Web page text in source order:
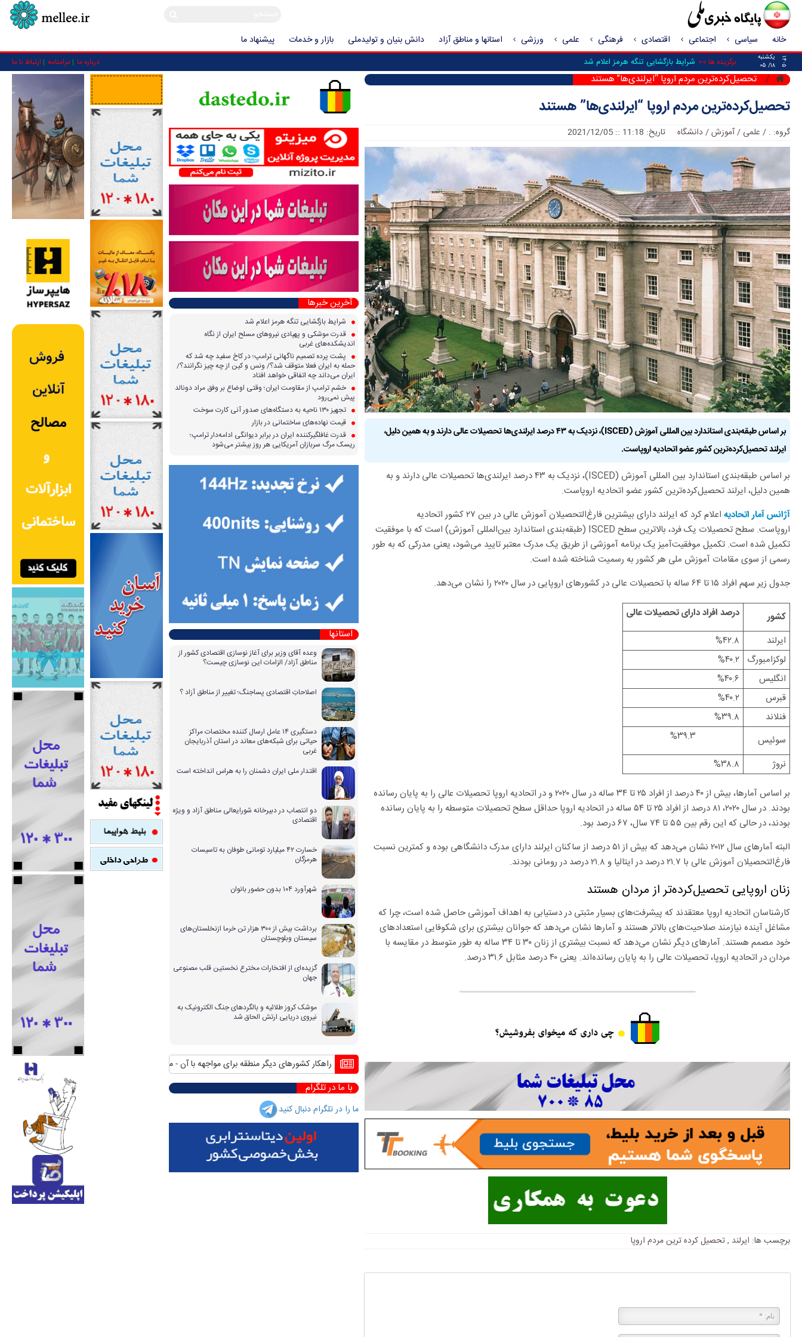
خانه سیاسی اجتماعی اقتصادی فرهنگی علمی ورزشی استانها و مناطق آزاد دانش بنیان و تولیدملی بازار و خدمات پیشنهاد ما
۱۴۰۵
یکشنبه
۱۸/ ۰۵
برگزیده ها >> شرایط بازگشایی تنگه هرمز اعلام شد درباره ما مرامنامه ارتباط با ما
تحصیل‌کرده‌ترین مردم اروپا “ایرلندی‌ها” هستند
تحصیل‌کرده‌ترین مردم اروپا “ایرلندی‌ها” هستند
گروه: .
/ علمی / آموزش / دانشگاه تاریخ: 11:18 :: 2021/12/05
بر اساس طبقه‌بندی استاندارد بین ‌المللی آموزش (ISCED)، نزدیک به ۴۳ درصد ایرلندی‌ها تحصیلات عالی دارند و به همین دلیل،
ایرلند تحصیل‌کرده‌ترین کشور عضو اتحادیه اروپاست.
بر اساس طبقه‌بندی استاندارد بین ‌المللی آموزش (ISCED)، نزدیک به ۴۳ درصد ایرلندی‌ها تحصیلات عالی دارند و به
همین دلیل، ایرلند تحصیل‌کرده‌ترین کشور عضو اتحادیه اروپاست.
آژانس آمار اتحادیه
اعلام کرد که ایرلند دارای بیشترین فارغ‌التحصیلان آموزش عالی در بین ۲۷ کشور اتحادیه
اروپاست. سطح تحصیلات یک فرد، بالاترین سطح ISCED (طبقه‌بندی استاندارد بین‌المللی آموزش) است که با موفقیت
تکمیل شده است. تکمیل موفقیت‌آمیز یک برنامه آموزشی از طریق یک مدرک معتبر تایید می‌شود، یعنی مدرکی که به طور
رسمی از سوی مقامات آموزش ملی هر کشور به رسمیت شناخته شده است.
جدول زیر سهم افراد ۱۵ تا ۶۴ ساله با تحصیلات عالی در کشورهای اروپایی در سال ۲۰۲۰ را نشان می‌دهد.
کشور درصد افراد دارای تحصیلات عالی
ایرلند
%۴۲.۸
لوکزامبورگ %۴۰.۲
انگلیس
%۴۰.۶
قبرس
%۴۰.۲
فنلاند
%۳۹.۸
سوئیس
%۳۹.۳
نروژ
%۳۸.۸
بر اساس آمارها، بیش از ۴۰ درصد از افراد ۲۵ تا ۳۴ ساله در سال ۲۰۲۰ و در اتحادیه اروپا تحصیلات عالی را به پایان رسانده
بودند. در سال ۲۰۲۰، ۸۱ درصد از افراد ۲۵ تا ۵۴ ساله در اتحادیه اروپا حداقل سطح تحصیلات متوسطه را به پایان رسانده
بودند، در حالی که این رقم بین ۵۵ تا ۷۴ سال، ۶۷ درصد بود.
البته آمارهای سال ۲۰۱۲ نشان می‌دهد که بیش از ۵۱ درصد از ساکنان ایرلند دارای مدرک دانشگاهی بوده و کمترین نسبت
فارغ‌التحصیلان آموزش عالی با ۲۱.۷ درصد در ایتالیا و ۲۱.۸ درصد در رومانی بودند.
زنان اروپایی تحصیل‌کرده‌تر از مردان هستند
کارشناسان اتحادیه اروپا معتقدند که پیشرفت‌های بسیار مثبتی در دستیابی به اهداف آموزشی حاصل شده است، چرا که
مشاغل آینده نیازمند صلاحیت‌های بالاتر هستند و آمارها نشان می‌دهد که جوانان بیشتری برای شکوفایی استعدادهای
خود مصمم هستند. آمارهای دیگر نشان می‌دهد که نسبت بیشتری از زنان ۳۰ تا ۳۴ ساله به طور متوسط در مقایسه با
مردان در اتحادیه اروپا، تحصیلات عالی را به پایان رسانده‌اند. یعنی ۴۰ درصد مثابل ۳۱.۶ درصد.
برچسب ها: ایرلند ,تحصیل کرده ترین مردم اروپا
آخرین خبرها
شرایط بازگشایی تنگه هرمز اعلام شد
قدرت موشکی و پهپادی نیرو‌های مسلح ایران از نگاه
اندیشکده‌های غربی
پشت پرده تصمیم ناگهانی ترامپ؛ در کاخ سفید چه شد که
حمله به ایران فعلا متوقف شد؟/ ونس و کین از چه چیز نگرانند؟/
ایران می‌داند چه اتفاقی خواهد افتاد
خشم ترامپ از مقاومت ایران؛ وقتی اوضاع بر وفق مراد دونالد
پیش نمی‌رود
تجهیز ۱۳۰ ناحیه به دستگاه‌های صدور آنی کارت سوخت
قیمت نهاده‌های ساختمانی در بازار
قدرت غافلگیرکننده ایران در برابر دیوانگی ادامه‌دار ترامپ؛
ریسک مرگ سربازان آمریکایی هر روز بیشتر می‌شود
استانها
وعده آقای وزیر برای آغاز نوسازی اقتصادی کشور از
مناطق آزاد/ الزامات این نوسازی چیست؟
اصلاحاتِ اقتصادی پساجنگ؛ تغییر از مناطق آزاد ؟
دستگیری ۱۴ عامل ارسال کننده مختصات مراکز
حیاتی برای شبکه‌های معاند در استان آذربایجان
غربی
اقتدار ملی ایران دشمنان را به هراس انداخته است
دو انتصاب در دبیرخانه شورایعالی مناطق آزاد و ویژه
اقتصادی
خسارت ۴۲ میلیارد تومانی طوفان به تاسیسات
هرمزگان
شهرآورد ۱۰۴ بدون حضور بانوان
برداشت بیش از ۳۰۰ هزار تن خرما ازنخلستان‌های
سیستان وبلوچستان
گزیده‌ای از افتخارات مخترع نخستین قلب مصنوعی
جهان
موشک کروز طلائیه و بالگردهای جنگ الکترونیک به
نیروی دریایی ارتش الحاق شد
بحران بی آبی و راهکار کشورهای دیگر منطقه برای مواجهه با آن منافع پایدار ایران در شانگهای چیست؟ استقبال رسمی
با ما در تلگرام
ما را در تلگرام دنبال کنید